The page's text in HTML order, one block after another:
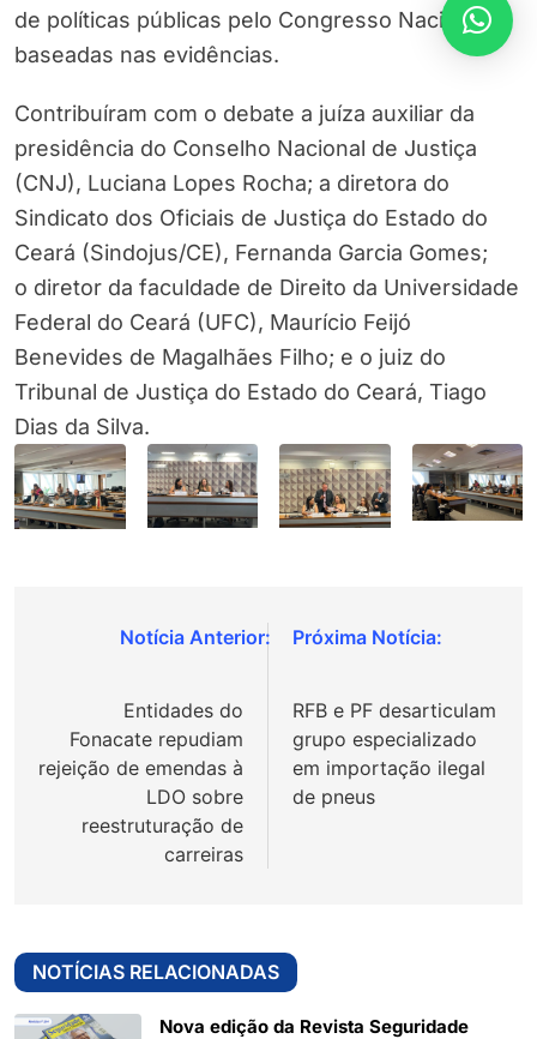
de políticas públicas pelo Congresso Nacional
baseadas nas evidências.
Contribuíram com o debate a juíza auxiliar da
presidência do Conselho Nacional de Justiça
(CNJ), Luciana Lopes Rocha; a diretora do
Sindicato dos Oficiais de Justiça do Estado do
Ceará (Sindojus/CE), Fernanda Garcia Gomes;
o diretor da faculdade de Direito da Universidade
Federal do Ceará (UFC), Maurício Feijó
Benevides de Magalhães Filho; e o juiz do
Tribunal de Justiça do Estado do Ceará, Tiago
Dias da Silva.
Navegação
Post
Entidades do
Fonacate repudiam
rejeição de emendas à
LDO sobre
reestruturação de
carreiras
RFB e PF desarticulam
grupo especializado
em importação ilegal
de pneus
NOTÍCIAS RELACIONADAS
Nova edição da Revista Seguridade